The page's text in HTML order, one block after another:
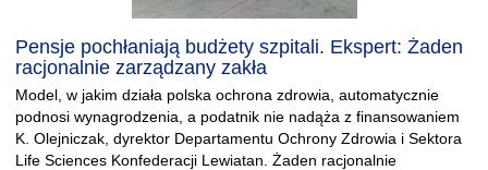
Pensje pochłaniają budżety szpitali. Ekspert: Żaden
racjonalnie zarządzany zakła
Model, w jakim działa polska ochrona zdrowia, automatycznie
podnosi wynagrodzenia, a podatnik nie nadąża z finansowaniem
K. Olejniczak, dyrektor Departamentu Ochrony Zdrowia i Sektora
Life Sciences Konfederacji Lewiatan. Żaden racjonalnie